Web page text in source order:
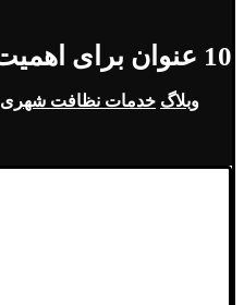
10 عنوان برای اهمیت طراحی ارگونومیک تجهیزات نظافت شهری!
وبلاگ خدمات نظافت شهری